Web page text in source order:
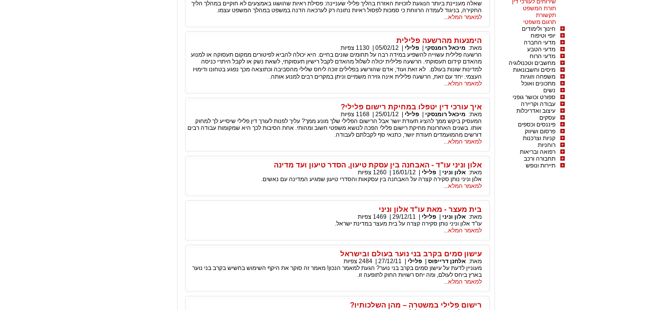
שירותים לעורכי דין
תורת המשפט
תקשורת
תרגום משפטי
חינוך ולימודים
יופי וטיפוח
מדעי החברה
מדעי הטבע
מדעי הרוח
מחשבים וטכנולוגיה
מיסים וחשבונאות
משפחה וזוגיות
מתכונים ואוכל
נשים
ספורט וכושר גופני
עבודה וקריירה
עיצוב ואדריכלות
עסקים
פיננסים וכספים
פרסום ושיווק
קניות וצרכנות
רוחניות
רפואה ובריאות
תחבורה ורכב
תיירות ונופש
שאלה מעניינת ביותר הנוגעת לזכויות האזרח בהליך פלילי שעניינה: פסילת ראיות שהושגו באמצעים לא חוקיים במהלך הליך
החקירה, בניגוד לעמדה הרווחת כי סמכות לפסול ראיות נתונה רק לערכאה הדנה במשפט במהלך המשפט עצמו.
למאמר המלא...
הימנעות מהרשעה פלילית
מאת: מיכאל רומנסקי פלילי 05/02/12
1130 צפיות
הרשעה פלילית עשוייה להשפיע במידה רבה על תחומים שונים בחיים. היא יכולה להביא לפיטורים ממקום תעסוקה או למנוע
מהאדם קידום תעסוקתי. הרשעה פלילית יכולה לשלול מהאדם לקבל רישיון תעסוקתי, לשאת נשק או לקבל היתרי כניסה
למדינות שונות בעולם. לא זאת ועוד, אדם שהורשע בפלילים זוכה ליחס שלילי מהסביבה וכתוצאה מכך נפגע בטחונו ודימויו
העצמי. יחד עם זאת, הרשעה פלילית אינה גזירה משמיים וניתן במקרים רבים למנוע אותה.
למאמר המלא...
איך עורכי דין יטפלו במחיקת רישום פלילי?
מאת: מיכאל רומנסקי פלילי 25/01/12
1168 צפיות
המעסיק ביקש ממך להציג תעודת יושר אבל הרישום הפלילי שלך מונע ממך? עליך לפנות לעורך דין פלילי שיסייע לך למחוק
אותו. בשנים האחרונות מחיקת רישום פלילי הפכה לנושא משפטי חשוב ומהותי. אחת הסיבות לכך היא שמקומות עבודה רבים
דורשים מהמועמדים תעודת יושר, כתנאי סף לקבלתם לעבודה.
למאמר המלא...
אלון וניני עו"ד - האבחנה בין עסקת טיעון, הסדר טיעון ועד מדינה
מאת: אלון וניני פלילי 16/01/12
1260 צפיות
אלון וניני נותן סקירה קצרה על האבחנה בין עסקאות והסדרי טיעון שמגיע המדינה עם נאשים.
למאמר המלא...
בית מעצר - מאת עו"ד אלון וניני
מאת: אלון וניני פלילי 29/12/11
1469 צפיות
עו"ד אלון וניני נותן סקירה קצרה על בית מעצר במדינת ישראל.
למאמר המלא...
עישון סמים בקרב בני נוער בעולם ובישראל
מאת: אלחנן דרייפוס פלילי 27/12/11
2484 צפיות
מעוניין לדעת על עישון סמים בקרב בני נוער? הגעת למאמר הנכון! מאמר זה סוקר את היקף השימוש בחשיש בקרב בני נוער
בארץ ביחס לעולם, ומה יחס רשויות החוק לתופעה זו.
למאמר המלא...
רישום פלילי במשטרה – מהן השלכותיו?